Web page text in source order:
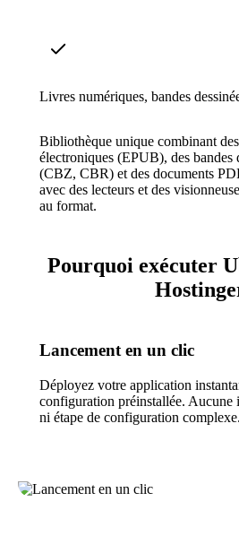
Livres numériques, bandes
Bibliothèque unique combinant
électroniques (EPUB), des bandes
(CBZ, CBR) et des documents
avec des lecteurs et des
au format.
Pourquoi exécuter
Lancement en un clic
Déployez votre application
configuration préinstallée. Aucune
ni étape de configuration complexe.